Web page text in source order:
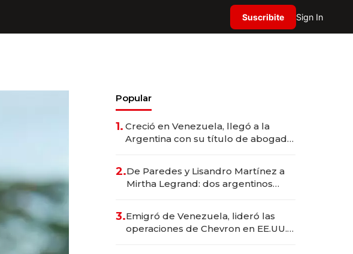
Suscribite Sign In
Popular
1. Creció en Venezuela, llegó a la
Argentina con su título de abogado
marcas "fast premium"
2.De Paredes y Lisandro Martínez a
Mirtha Legrand: dos argentinos
3.Emigró de Venezuela, lideró las
operaciones de Chevron en EE.UU. y